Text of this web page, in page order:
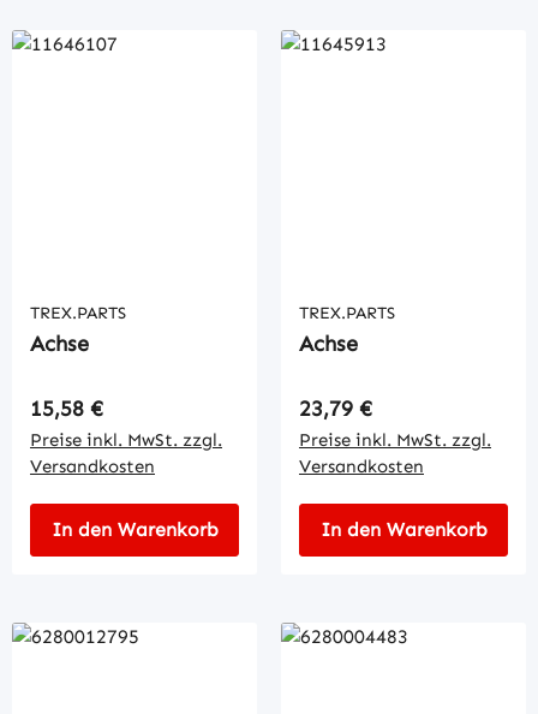
TREX.PARTS
Achse
Regulärer Preis:
15,58 €
Preise inkl. MwSt. zzgl.
Versandkosten
In den Warenkorb
TREX.PARTS
Achse
Regulärer Preis:
23,79 €
Preise inkl. MwSt. zzgl.
Versandkosten
In den Warenkorb